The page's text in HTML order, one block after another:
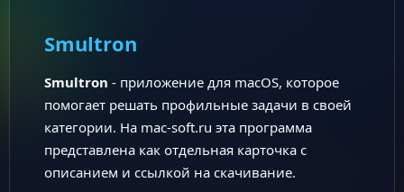
Smultron
Smultron - приложение для macOS, которое
помогает решать профильные задачи в своей
категории. На mac-soft.ru эта программа
представлена как отдельная карточка с
описанием и ссылкой на скачивание.